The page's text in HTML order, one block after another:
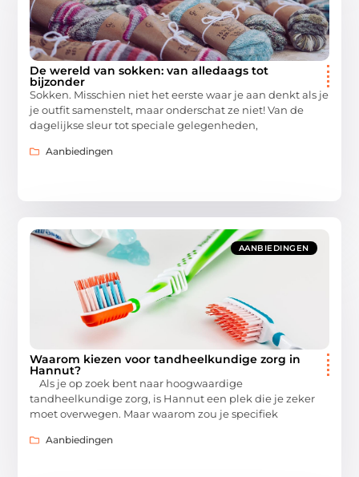
De wereld van sokken: van alledaags tot
bijzonder
Sokken. Misschien niet het eerste waar je aan denkt als je
je outfit samenstelt, maar onderschat ze niet! Van de
dagelijkse sleur tot speciale gelegenheden,
Aanbiedingen
AANBIEDINGEN
Waarom kiezen voor tandheelkundige zorg in
Hannut?
Als je op zoek bent naar hoogwaardige
tandheelkundige zorg, is Hannut een plek die je zeker
moet overwegen. Maar waarom zou je specifiek
Aanbiedingen